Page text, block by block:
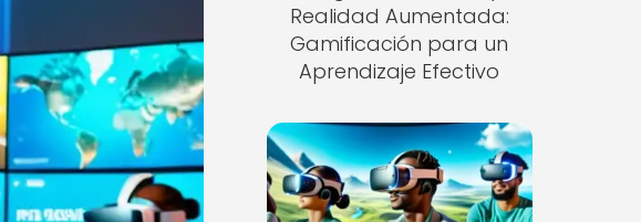
Realidad Aumentada:
Gamificación para un
Aprendizaje Efectivo